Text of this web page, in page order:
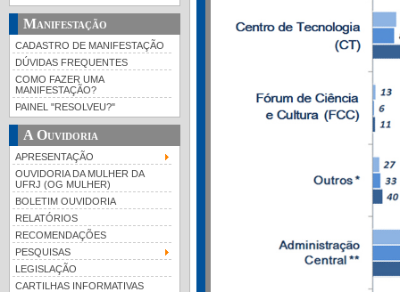
Manifestação
CADASTRO DE MANIFESTAÇÃO
DÚVIDAS FREQUENTES
COMO FAZER UMA
MANIFESTAÇÃO?
PAINEL "RESOLVEU?"
A Ouvidoria
APRESENTAÇÃO
OUVIDORIA DA MULHER DA
UFRJ (OG MULHER)
BOLETIM OUVIDORIA
RELATÓRIOS
RECOMENDAÇÕES
PESQUISAS
LEGISLAÇÃO
CARTILHAS INFORMATIVAS